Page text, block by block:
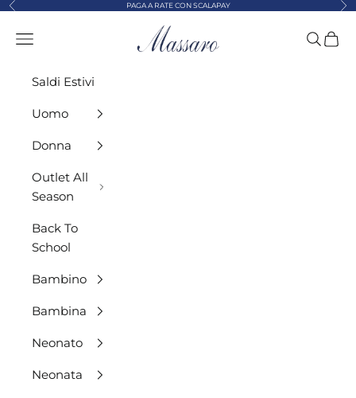
Vai al contenuto
Precedente PAGA A RATE CON SCALAPAY
MASSARO ABBIGLIAMENTO
Menù Cerca
Saldi Estivi
Uomo
Donna
Outlet All
Season
Back To
School
Bambino
Bambina
Neonato
Neonata